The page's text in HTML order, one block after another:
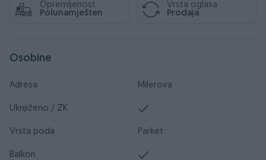
Opremljenost
Polunamješten
Vrsta oglasa
Prodaja
Osobine
Adresa Milerova
Uknjiženo / ZK
Vrsta poda Parket
Balkon